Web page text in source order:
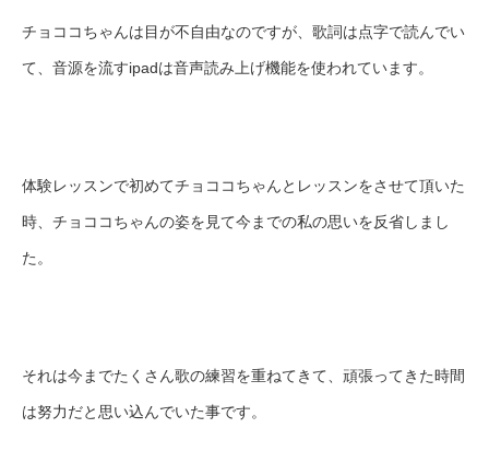
チョココちゃんは目が不自由なのですが、歌詞は点字で読んでい
て、音源を流すipadは音声読み上げ機能を使われています。
体験レッスンで初めてチョココちゃんとレッスンをさせて頂いた
時、チョココちゃんの姿を見て今までの私の思いを反省しまし
た。
それは今までたくさん歌の練習を重ねてきて、頑張ってきた時間
は努力だと思い込んでいた事です。